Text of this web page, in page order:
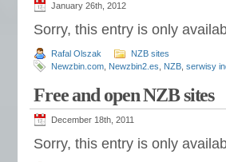
January 26th, 2012
Sorry, this entry is only
Rafal Olszak
NZB sites
Newzbin.com Newzbin2.es NZB serwisy
Free and open NZB sites
December 18th, 2011
Sorry, this entry is only